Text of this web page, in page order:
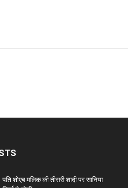
पति शोएब मलिक की तीसरी शादी पर सानिया